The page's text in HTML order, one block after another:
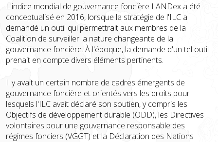
L'indice mondial de gouvernance foncière LANDex a été
conceptualisé en 2016, lorsque la stratégie de l'ILC a
demandé un outil qui permettrait aux membres de la
Coalition de surveiller la nature changeante de la
gouvernance foncière. À l'époque, la demande d'un tel outil
prenait en compte divers éléments pertinents.
Il y avait un certain nombre de cadres émergents de
gouvernance foncière et orientés vers les droits pour
lesquels l'ILC avait déclaré son soutien, y compris les
Objectifs de développement durable (ODD), les Directives
volontaires pour une gouvernance responsable des
régimes fonciers (VGGT) et la Déclaration des Nations